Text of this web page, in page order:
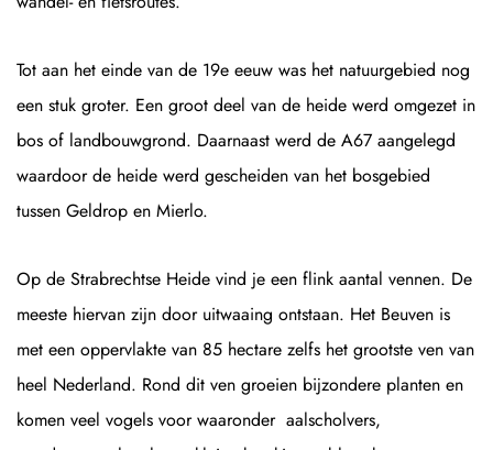
Tot aan het einde van de 19e eeuw was het natuurgebied nog
een stuk groter. Een groot deel van de heide werd omgezet in
bos of landbouwgrond. Daarnaast werd de A67 aangelegd
waardoor de heide werd gescheiden van het bosgebied
tussen Geldrop en Mierlo.
Op de Strabrechtse Heide vind je een flink aantal vennen. De
meeste hiervan zijn door uitwaaing ontstaan. Het Beuven is
met een oppervlakte van 85 hectare zelfs het grootste ven van
heel Nederland. Rond dit ven groeien bijzondere planten en
komen veel vogels voor waaronder aalscholvers,